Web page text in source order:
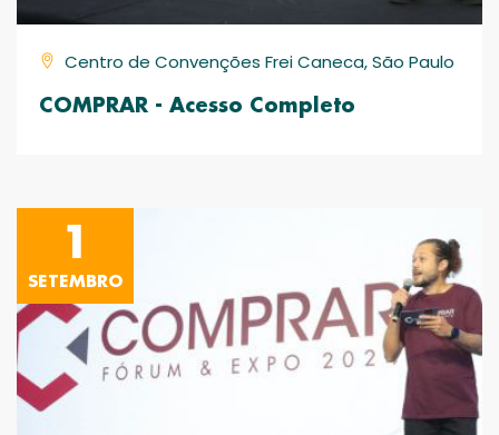
Centro de Convenções Frei Caneca, São Paulo
COMPRAR - Acesso Completo
1
SETEMBRO